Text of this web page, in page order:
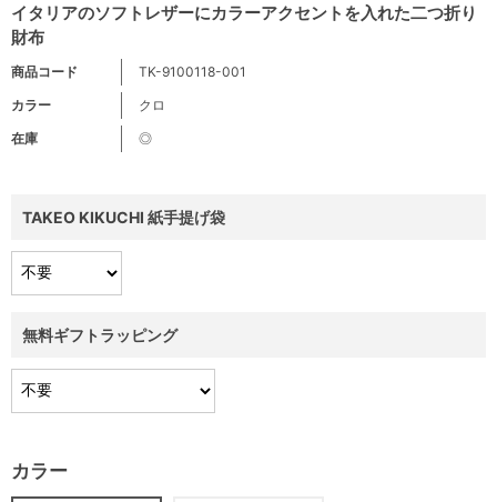
イタリアのソフトレザーにカラーアクセントを入れた二つ折り
財布
商品コード
TK-9100118-001
カラー
クロ
在庫
◎
TAKEO KIKUCHI 紙手提げ袋
無料ギフトラッピング
カラー